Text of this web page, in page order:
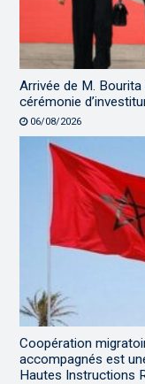
Arrivée de M.
cérémonie
06/08/2026
Coopération
accompagnés est
Hautes Instructions